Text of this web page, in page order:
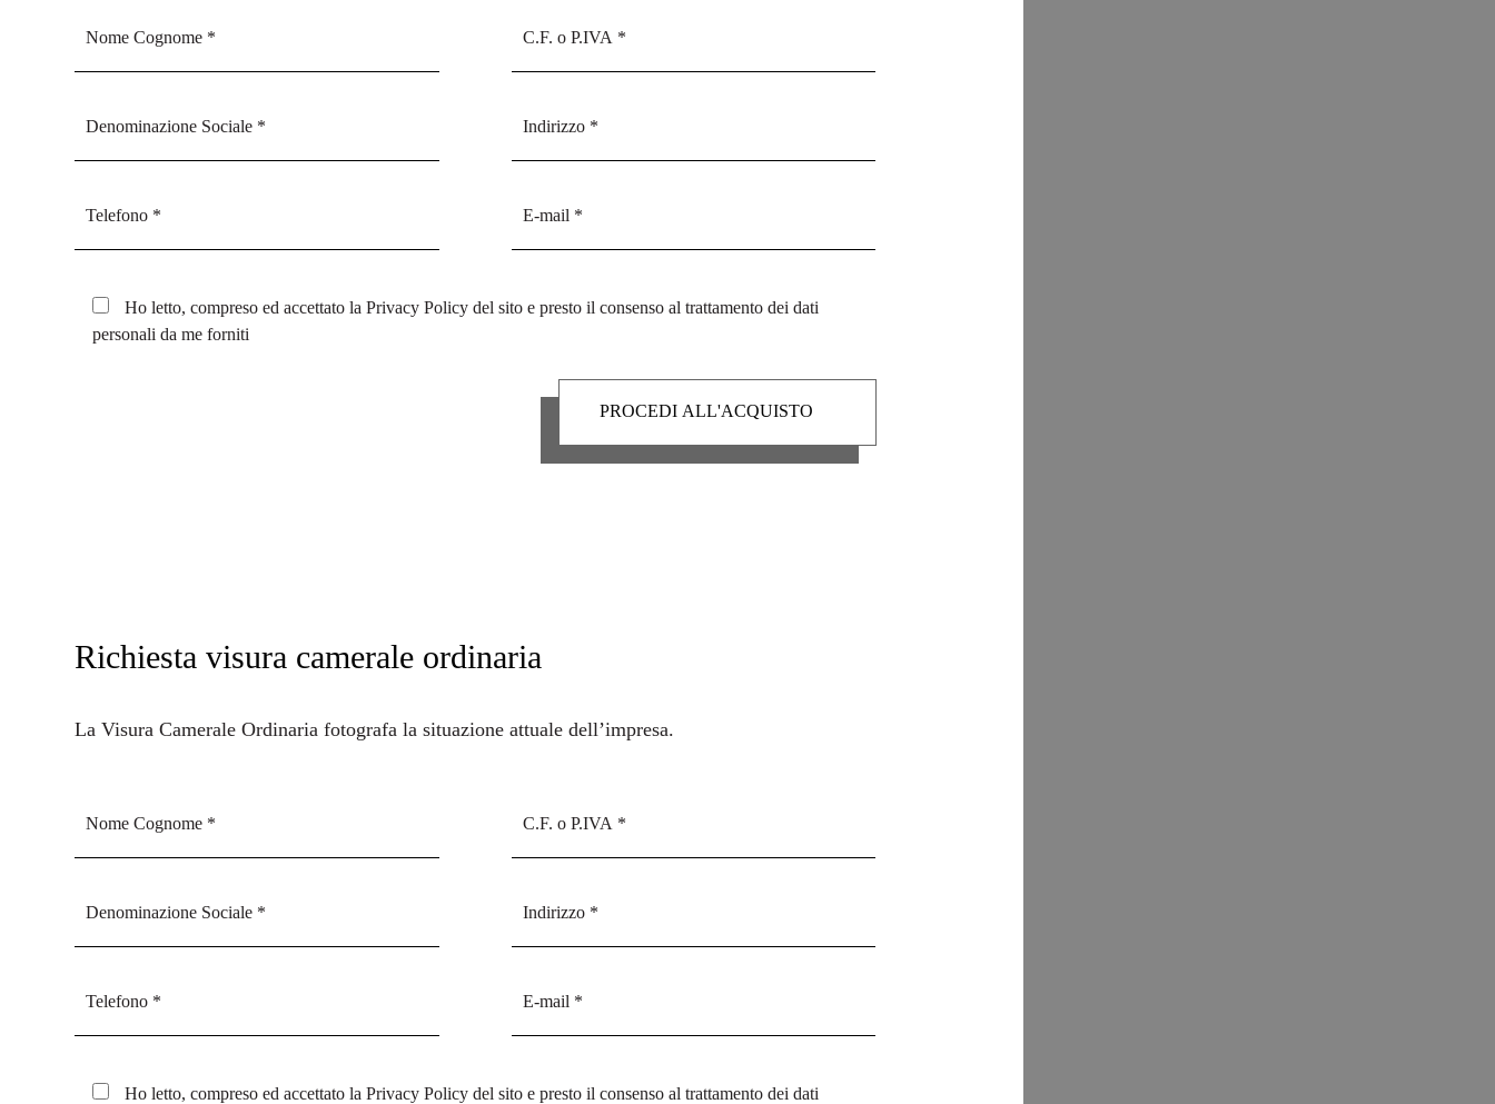
Ho letto, compreso ed accettato la Privacy Policy del sito e presto il consenso al trattamento dei dati
personali da me forniti
Richiesta visura camerale ordinaria
La Visura Camerale Ordinaria fotografa la situazione attuale dell’impresa.
Ho letto, compreso ed accettato la Privacy Policy del sito e presto il consenso al trattamento dei dati